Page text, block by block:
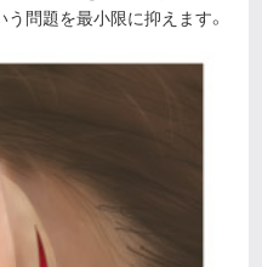
問題を最小限に抑えます。